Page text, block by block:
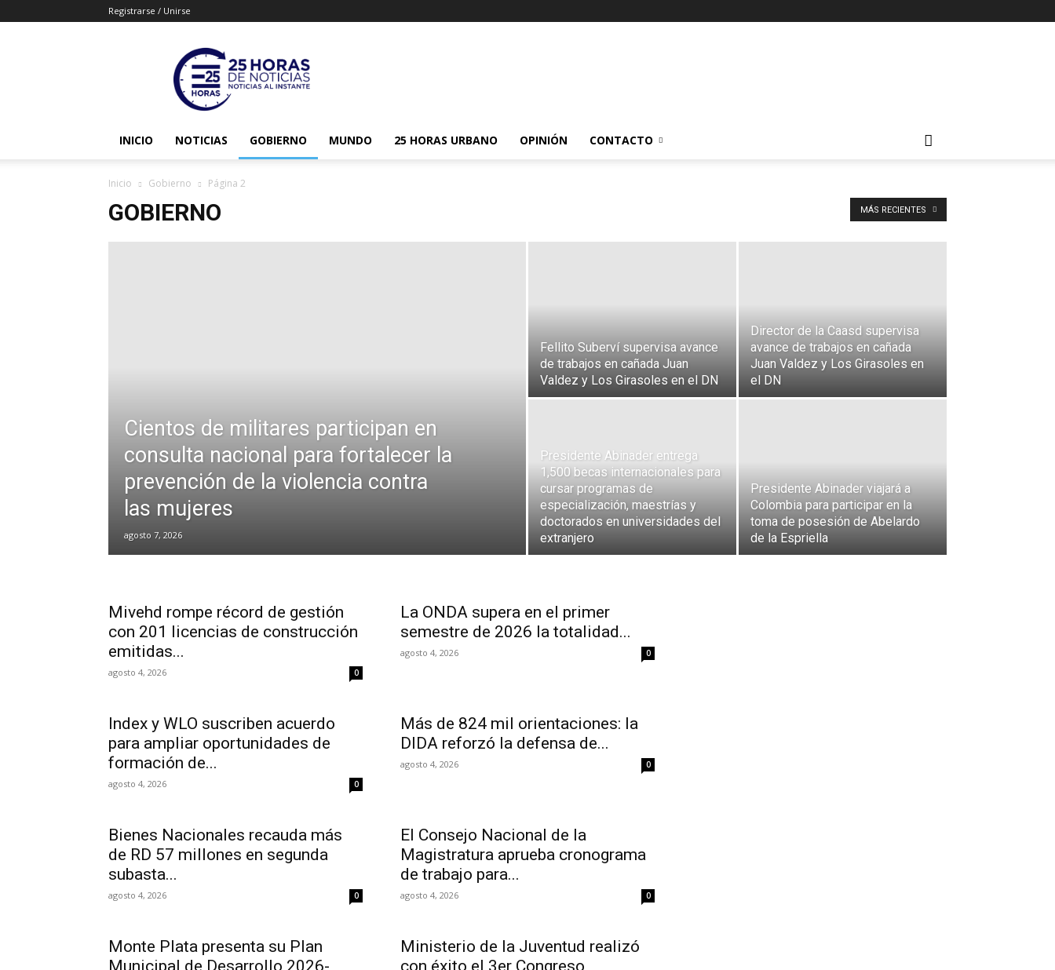
Registrarse / Unirse
INICIO NOTICIAS GOBIERNO MUNDO 25 HORAS URBANO OPINIÓN CONTACTO
Inicio Gobierno Página 2
GOBIERNO MÁS RECIENTES
Cientos de militares participan en
consulta nacional para fortalecer la
prevención de la violencia contra
las mujeres
agosto 7, 2026
Fellito Suberví supervisa avance
de trabajos en cañada Juan
Valdez y Los Girasoles en el DN
Director de la Caasd supervisa
avance de trabajos en cañada
Juan Valdez y Los Girasoles en
el DN
Presidente Abinader entrega
1,500 becas internacionales para
cursar programas de
especialización, maestrías y
doctorados en universidades del
extranjero
Presidente Abinader viajará a
Colombia para participar en la
toma de posesión de Abelardo
de la Espriella
Mivehd rompe récord de gestión
con 201 licencias de construcción
emitidas...
agosto 4, 2026 0
La ONDA supera en el primer
semestre de 2026 la totalidad...
agosto 4, 2026 0
Index y WLO suscriben acuerdo
para ampliar oportunidades de
formación de...
agosto 4, 2026 0
Más de 824 mil orientaciones: la
DIDA reforzó la defensa de...
agosto 4, 2026 0
Bienes Nacionales recauda más
de RD 57 millones en segunda
subasta...
agosto 4, 2026 0
El Consejo Nacional de la
Magistratura aprueba cronograma
de trabajo para...
agosto 4, 2026 0
Monte Plata presenta su Plan
Municipal de Desarrollo 2026-
Ministerio de la Juventud realizó
con éxito el 3er Congreso